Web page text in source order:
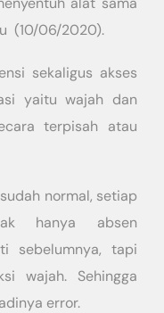
(10/06/2020).
sekaligus akses
yaitu wajah dan
terpisah atau
normal, setiap
hanya absen
sebelumnya, tapi
wajah. Sehingga
error.